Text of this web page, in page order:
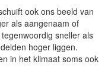
ook ons beeld van
als aangenaam of
sneller als
hoger liggen.
in het klimaat soms ook